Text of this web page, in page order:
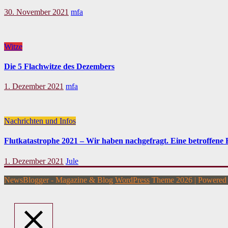
30. November 2021 mfa
Witze
Die 5 Flachwitze des Dezembers
1. Dezember 2021 mfa
Nachrichten und Infos
Flutkatastrophe 2021 – Wir haben nachgefragt. Eine betroffene
1. Dezember 2021 Jule
NewsBlogger - Magazine & Blog WordPress Theme 2026 |